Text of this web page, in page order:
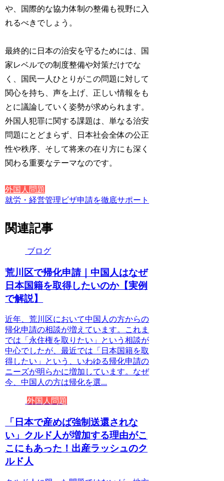
や、国際的な協力体制の整備も視野に入
れるべきでしょう。
最終的に日本の治安を守るためには、国
家レベルでの制度整備や対策だけでな
く、国民一人ひとりがこの問題に対して
関心を持ち、声を上げ、正しい情報をも
とに議論していく姿勢が求められます。
外国人犯罪に関する課題は、単なる治安
問題にとどまらず、日本社会全体の公正
性や秩序、そして将来の在り方にも深く
関わる重要なテーマなのです。
外国人問題
就労・経営管理ビザ申請を徹底サポート
関連記事
ブログ
荒川区で帰化申請｜中国人はなぜ
日本国籍を取得したいのか【実例
で解説】
近年、荒川区において中国人の方からの
帰化申請の相談が増えています。これま
では「永住権を取りたい」という相談が
中心でしたが、最近では「日本国籍を取
得したい」という、いわゆる帰化申請の
ニーズが明らかに増加しています。なぜ
今、中国人の方は帰化を選...
外国人問題
「日本で産めば強制送還されな
い」クルド人が増加する理由がこ
こにもあった！出産ラッシュのク
ルド人